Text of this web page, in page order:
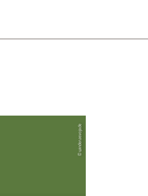
© winden.asvoja.de